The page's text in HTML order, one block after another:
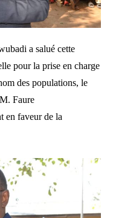
a salué cette
pour la prise en charge
des populations, le
Faure
en faveur de la